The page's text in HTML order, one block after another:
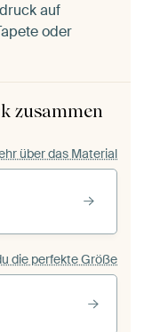
auf
oder
zusammen
über das Material
die perfekte Größe